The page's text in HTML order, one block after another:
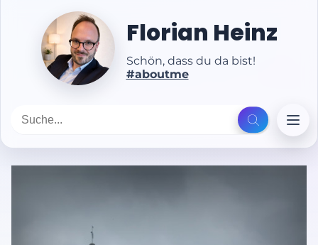
Florian Heinz
Schön, dass du da bist!
#aboutme